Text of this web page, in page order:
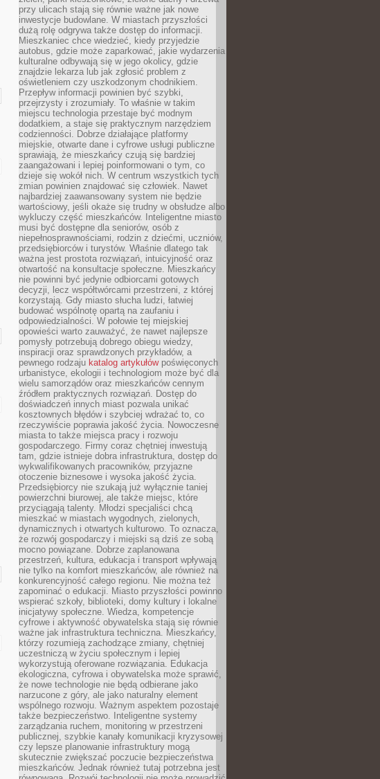
przy ulicach stają się równie ważne jak nowe
inwestycje budowlane. W miastach przyszłości
dużą rolę odgrywa także dostęp do informacji.
Mieszkaniec chce wiedzieć, kiedy przyjedzie
autobus, gdzie może zaparkować, jakie wydarzenia
kulturalne odbywają się w jego okolicy, gdzie
znajdzie lekarza lub jak zgłosić problem z
oświetleniem czy uszkodzonym chodnikiem.
Przepływ informacji powinien być szybki,
przejrzysty i zrozumiały. To właśnie w takim
miejscu technologia przestaje być modnym
dodatkiem, a staje się praktycznym narzędziem
codzienności. Dobrze działające platformy
miejskie, otwarte dane i cyfrowe usługi publiczne
sprawiają, że mieszkańcy czują się bardziej
zaangażowani i lepiej poinformowani o tym, co
dzieje się wokół nich. W centrum wszystkich tych
zmian powinien znajdować się człowiek. Nawet
najbardziej zaawansowany system nie będzie
wartościowy, jeśli okaże się trudny w obsłudze albo
wykluczy część mieszkańców. Inteligentne miasto
musi być dostępne dla seniorów, osób z
niepełnosprawnościami, rodzin z dziećmi, uczniów,
przedsiębiorców i turystów. Właśnie dlatego tak
ważna jest prostota rozwiązań, intuicyjność oraz
otwartość na konsultacje społeczne. Mieszkańcy
nie powinni być jedynie odbiorcami gotowych
decyzji, lecz współtwórcami przestrzeni, z której
korzystają. Gdy miasto słucha ludzi, łatwiej
budować wspólnotę opartą na zaufaniu i
odpowiedzialności. W połowie tej miejskiej
opowieści warto zauważyć, że nawet najlepsze
pomysły potrzebują dobrego obiegu wiedzy,
inspiracji oraz sprawdzonych przykładów, a
pewnego rodzaju katalog artykułówpoświęconych
urbanistyce, ekologii i technologiom może być dla
wielu samorządów oraz mieszkańców cennym
źródłem praktycznych rozwiązań. Dostęp do
doświadczeń innych miast pozwala unikać
kosztownych błędów i szybciej wdrażać to, co
rzeczywiście poprawia jakość życia. Nowoczesne
miasta to także miejsca pracy i rozwoju
gospodarczego. Firmy coraz chętniej inwestują
tam, gdzie istnieje dobra infrastruktura, dostęp do
wykwalifikowanych pracowników, przyjazne
otoczenie biznesowe i wysoka jakość życia.
Przedsiębiorcy nie szukają już wyłącznie taniej
powierzchni biurowej, ale także miejsc, które
przyciągają talenty. Młodzi specjaliści chcą
mieszkać w miastach wygodnych, zielonych,
dynamicznych i otwartych kulturowo. To oznacza,
że rozwój gospodarczy i miejski są dziś ze sobą
mocno powiązane. Dobrze zaplanowana
przestrzeń, kultura, edukacja i transport wpływają
nie tylko na komfort mieszkańców, ale również na
konkurencyjność całego regionu. Nie można też
zapominać o edukacji. Miasto przyszłości powinno
wspierać szkoły, biblioteki, domy kultury i lokalne
inicjatywy społeczne. Wiedza, kompetencje
cyfrowe i aktywność obywatelska stają się równie
ważne jak infrastruktura techniczna. Mieszkańcy,
którzy rozumieją zachodzące zmiany, chętniej
uczestniczą w życiu społecznym i lepiej
wykorzystują oferowane rozwiązania. Edukacja
ekologiczna, cyfrowa i obywatelska może sprawić,
że nowe technologie nie będą odbierane jako
narzucone z góry, ale jako naturalny element
wspólnego rozwoju. Ważnym aspektem pozostaje
także bezpieczeństwo. Inteligentne systemy
zarządzania ruchem, monitoring w przestrzeni
publicznej, szybkie kanały komunikacji kryzysowej
czy lepsze planowanie infrastruktury mogą
skutecznie zwiększać poczucie bezpieczeństwa
mieszkańców. Jednak również tutaj potrzebna jest